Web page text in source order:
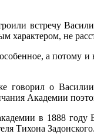
встречу
характером, не
а потому
говорил о
Академии
в 1888
Тихона Задонского.